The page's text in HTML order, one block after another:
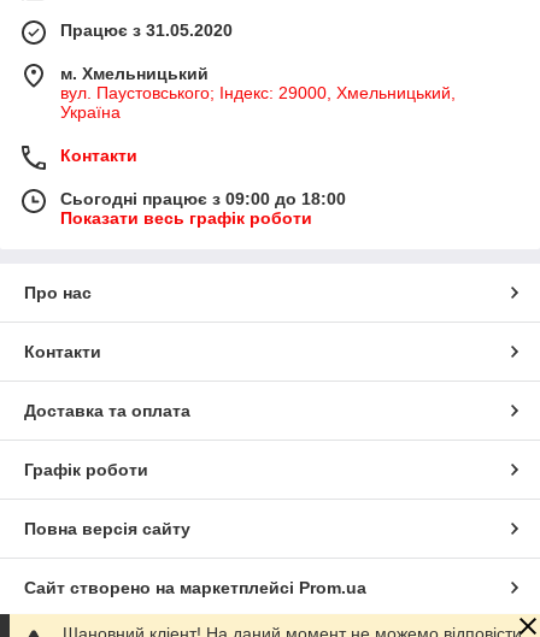
Працює з 31.05.2020
м. Хмельницький
вул. Паустовського; Індекс: 29000, Хмельницький,
Україна
Контакти
Сьогодні працює з 09:00 до 18:00
Показати весь графік роботи
Про нас
Контакти
Доставка та оплата
Графік роботи
Повна версія сайту
Сайт створено на маркетплейсі Prom.ua